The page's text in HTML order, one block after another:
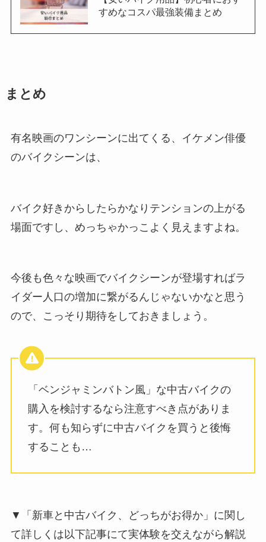
すめなコスパ最強装備まとめ
まとめ
有名映画のワンシーンに出てくる、イケメン俳優
のバイクシーンは、
バイク好きからしたらかなりテンションの上がる
場面ですし、めっちゃかっこよく見えますよね。
今後も色々な映画でバイクシーンが登場すればラ
イダー人口の増加に繋がるんじゃないかなと思う
ので、こっそり期待をしておきましょう。
「ベンジャミンバトン風」な中古バイクの
購入を検討するなら注意すべき点がありま
す。何も知らずに中古バイクを買うと後悔
することも…
▼「新車と中古バイク、どっちがお得か」に関し
て詳しくは以下記事にて実体験を交えながら解説